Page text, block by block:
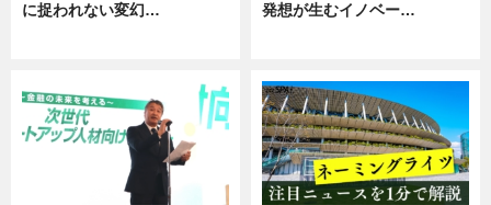
に捉われない変幻…
発想が生むイノベー…